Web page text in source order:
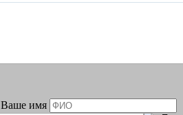
Ваше имя